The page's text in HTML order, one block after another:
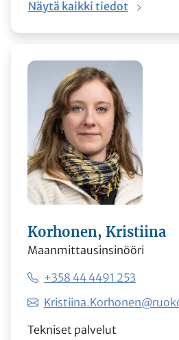
Näytä kaikki tiedot
Korhonen, Kristiina
Maanmittausinsinööri
+358 44 4491 253
Tekniset palvelut